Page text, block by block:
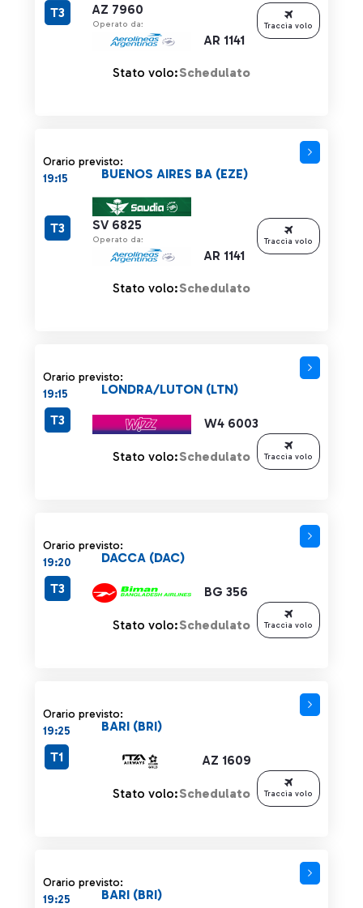
AZ 7960
Operato da:
AR 1141
T3
Stato volo:Schedulato
Traccia volo
Orario previsto:
19:15
SV 6825
Operato da:
AR 1141
BUENOS AIRES BA (EZE)
T3
Stato volo:Schedulato
Traccia volo
Orario previsto:
19:15
W4 6003
LONDRA/LUTON (LTN)
T3
Stato volo:Schedulato Traccia volo
Orario previsto:
19:20
BG 356
DACCA (DAC)
T3
Stato volo:Schedulato Traccia volo
Orario previsto:
19:25
AZ 1609
BARI (BRI)
T1
Stato volo:Schedulato Traccia volo
Orario previsto:
19:25
BARI (BRI)